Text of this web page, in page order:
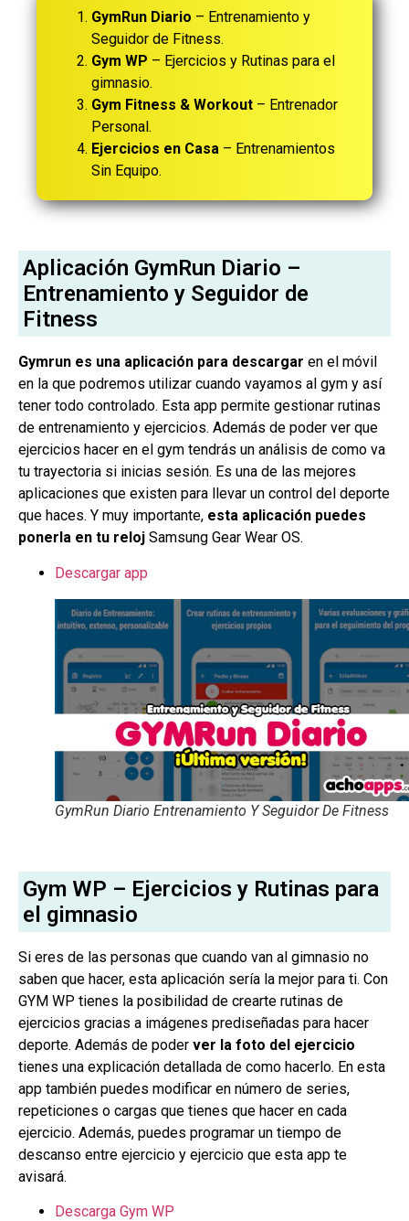
GymRun Diario – Entrenamiento y
Seguidor de Fitness.
Gym WP – Ejercicios y Rutinas para el
gimnasio.
Gym Fitness & Workout – Entrenador
Personal.
Ejercicios en Casa – Entrenamientos
Sin Equipo.
Aplicación GymRun Diario –
Entrenamiento y Seguidor de
Fitness
Gymrun es una aplicación para descargar en el móvil
en la que podremos utilizar cuando vayamos al gym y así
tener todo controlado. Esta app permite gestionar rutinas
de entrenamiento y ejercicios. Además de poder ver que
ejercicios hacer en el gym tendrás un análisis de como va
tu trayectoria si inicias sesión. Es una de las mejores
aplicaciones que existen para llevar un control del deporte
que haces. Y muy importante, esta aplicación puedes
ponerla en tu reloj Samsung Gear Wear OS.
Descargar app
GymRun Diario Entrenamiento Y Seguidor De Fitness
Gym WP – Ejercicios y Rutinas para
el gimnasio
Si eres de las personas que cuando van al gimnasio no
saben que hacer, esta aplicación sería la mejor para ti. Con
GYM WP tienes la posibilidad de crearte rutinas de
ejercicios gracias a imágenes prediseñadas para hacer
deporte. Además de poder ver la foto del ejercicio
tienes una explicación detallada de como hacerlo. En esta
app también puedes modificar en número de series,
repeticiones o cargas que tienes que hacer en cada
ejercicio. Además, puedes programar un tiempo de
descanso entre ejercicio y ejercicio que esta app te
avisará.
Descarga Gym WP